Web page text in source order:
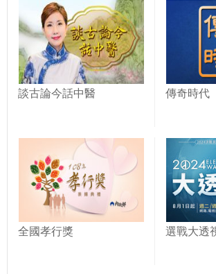
談古論今話中醫 傳奇時代
全國孝行獎 選戰大透